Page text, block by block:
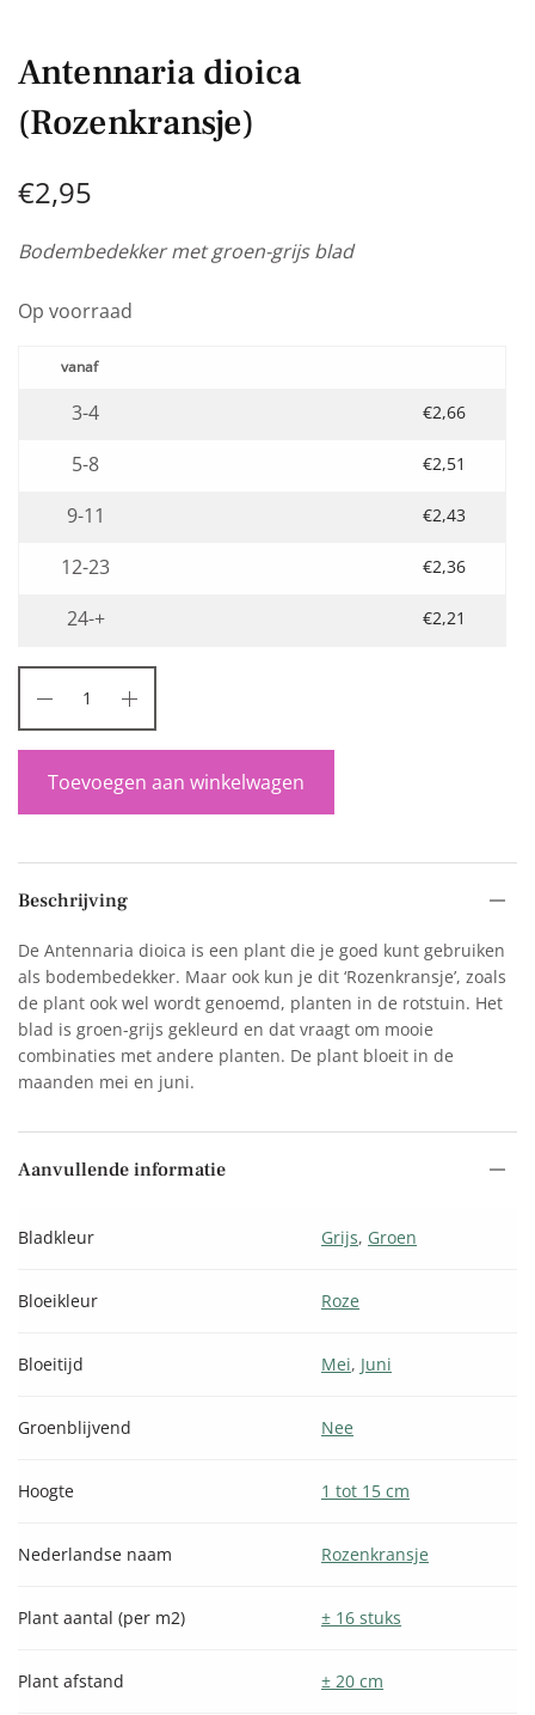
Antennaria dioica
(Rozenkransje)
€2,95
Bodembedekker met groen-grijs blad
Op voorraad
3-4 €2,66
5-8 €2,51
9-11 €2,43
12-23 €2,36
24-+ €2,21
Toevoegen aan winkelwagen
Beschrijving
De Antennaria dioica is een plant die je goed kunt gebruiken
als bodembedekker. Maar ook kun je dit ‘Rozenkransje’, zoals
de plant ook wel wordt genoemd, planten in de rotstuin. Het
blad is groen-grijs gekleurd en dat vraagt om mooie
combinaties met andere planten. De plant bloeit in de
maanden mei en juni.
Aanvullende informatie
Bladkleur Grijs, Groen
Bloeikleur Roze
Bloeitijd Mei, Juni
Groenblijvend Nee
Hoogte 1 tot 15 cm
Nederlandse naam Rozenkransje
Plant aantal (per m2) ± 16 stuks
Plant afstand ± 20 cm